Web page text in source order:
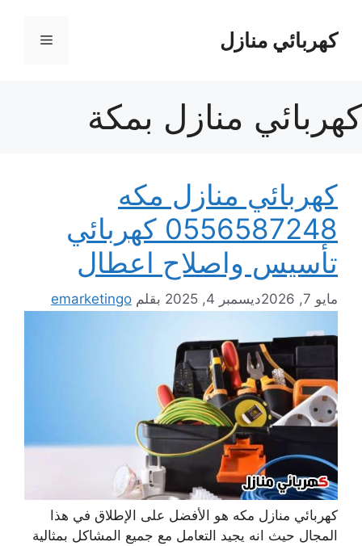
المحتوىكهربائي منازل القائمة
كهربائي منازل بمكة
كهربائي منازل مكه
0556587248 كهربائي
تأسيس واصلاح اعطال
مايو 7, 2026 ديسمبر 4, 2025 بقلم emarketingo
كهربائي منازل مكه هو الأفضل على الإطلاق في هذا
المجال حيث انه يجيد التعامل مع جميع المشاكل بمثالية